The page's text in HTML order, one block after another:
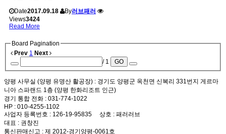
Date2017.09.18 By러브패러
Views3424
Read More
Board Pagination
Prev 1 Next
/ 1
GO
양평 사무실 (양평 유명산 활공장) : 경기도 양평군 옥천면 신복리 331번지 게르마
니아 스파랜드 1층 (양평 한화리조트 인근)
경기 통합 전화 : 031-774-1022
HP : 010-4255-1102
사업자 등록번호 : 126-19-95835 상호 : 패러러브
대표 : 권창진
통신판매신고 : 제 2012-경기양평-0061호